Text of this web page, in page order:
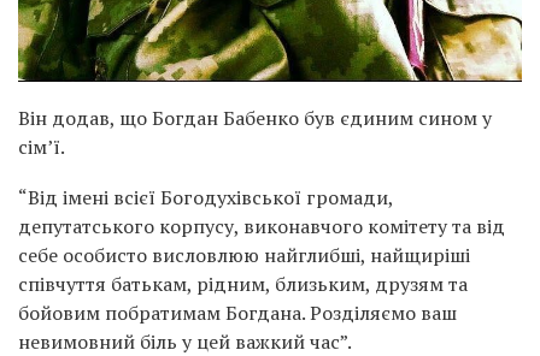
Він додав, що Богдан Бабенко був єдиним сином у
сім’ї.
“Від імені всієї Богодухівської громади,
депутатського корпусу, виконавчого комітету та від
себе особисто висловлюю найглибші, найщиріші
співчуття батькам, рідним, близьким, друзям та
бойовим побратимам Богдана. Розділяємо ваш
невимовний біль у цей важкий час”.